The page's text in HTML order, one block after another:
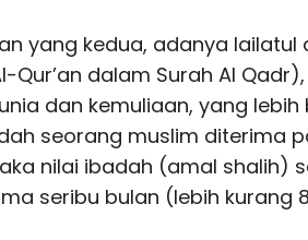
yang kedua, adanya
Qur’an dalam Surah Al
dan kemuliaan, yang lebih
seorang muslim diterima
nilai ibadah (amal shalih)
seribu bulan (lebih kurang